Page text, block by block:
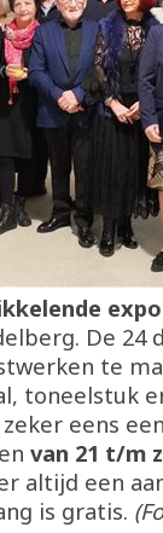
De 24
te
toneelstuk
eens
van 21 t/m
altijd een
is gratis.